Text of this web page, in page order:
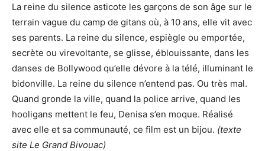
La reine du silence asticote les garçons de son âge sur le
terrain vague du camp de gitans où, à 10 ans, elle vit avec
ses parents. La reine du silence, espiègle ou emportée,
secrète ou virevoltante, se glisse, éblouissante, dans les
danses de Bollywood qu’elle dévore à la télé, illuminant le
bidonville. La reine du silence n’entend pas. Ou très mal.
Quand gronde la ville, quand la police arrive, quand les
hooligans mettent le feu, Denisa s’en moque. Réalisé
avec elle et sa communauté, ce film est un bijou. (texte
site Le Grand Bivouac)